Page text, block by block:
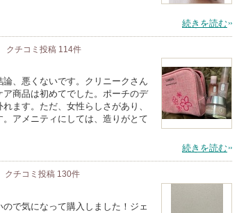
続きを読む
クチコミ投稿 114件
、悪くないです。クリニークさん
商品は初めてでした。ポーチのデ
ます。ただ、女性らしさがあり、
アメニティにしては、造りがとて
続きを読む
クチコミ投稿 130件
で気になって購入しました！ジェ